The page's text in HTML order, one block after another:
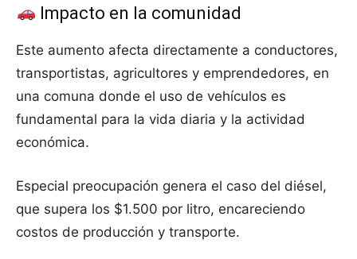
Impacto en la comunidad
Este aumento afecta directamente a conductores,
transportistas, agricultores y emprendedores, en
una comuna donde el uso de vehículos es
fundamental para la vida diaria y la actividad
económica.
Especial preocupación genera el caso del diésel,
que supera los $1.500 por litro, encareciendo
costos de producción y transporte.